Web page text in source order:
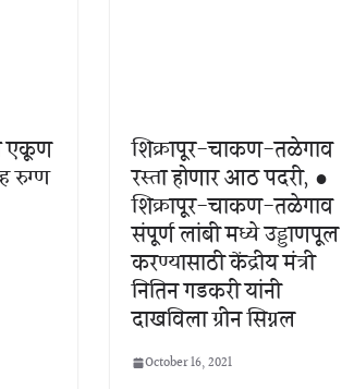
एकूण
रुग्ण
शिक्रापूर-चाकण-तळेगाव
रस्ता होणार आठ पदरी, ●
शिक्रापूर-चाकण-तळेगाव
संपूर्ण लांबी मध्ये उड्डाणपूल
करण्यासाठी केंद्रीय मंत्री
नितिन गडकरी यांनी
दाखविला ग्रीन सिग्नल
October 16, 2021